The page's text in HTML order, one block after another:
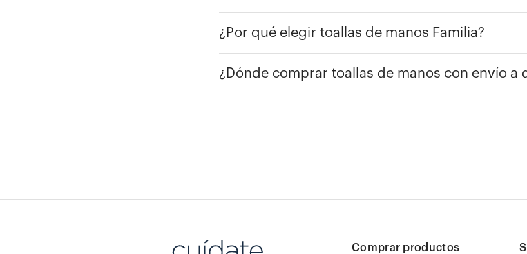
¿Por qué elegir toallas de manos Familia?
¿Dónde comprar toallas de manos con envío a
Comprar productos